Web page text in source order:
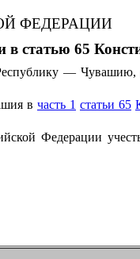
ФЕДЕРАЦИИ
статью 65
— Чувашию,
в часть 1 статьи 65
Федерации